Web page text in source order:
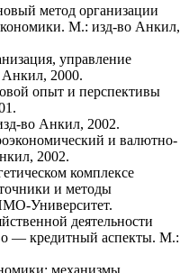
метод организации
М.: изд-во Анкил,
управление
Анкил, 2000.
опыт и перспективы
во Анкил, 2002.
и валютно-
2002.
комплексе
и методы
Университет.
деятельности
— кредитный аспекты. М.: